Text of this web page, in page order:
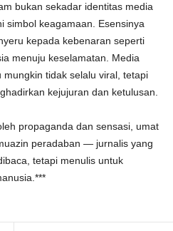
bukan sekadar identitas media
simbol keagamaan. Esensinya
kepada kebenaran seperti
menuju keselamatan. Media
tidak selalu viral, tetapi
kejujuran dan ketulusan.
propaganda dan sensasi, umat
peradaban — jurnalis yang
tetapi menulis untuk